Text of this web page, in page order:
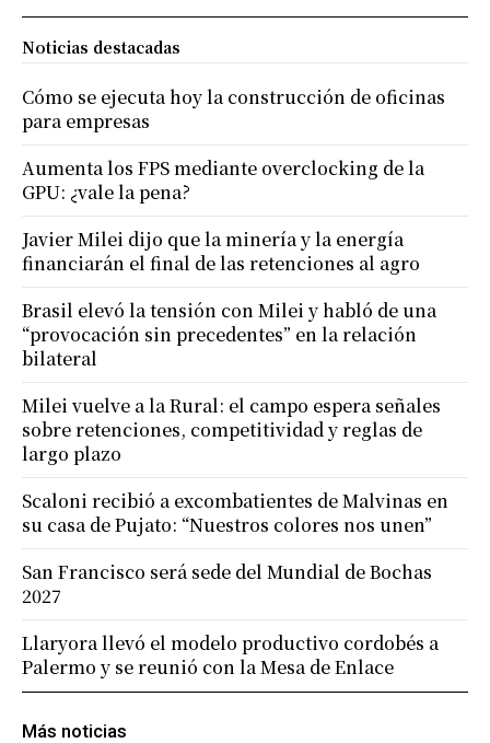
Más noticias
Noticias destacadas
Cómo se ejecuta hoy la construcción de oficinas
para empresas
Aumenta los FPS mediante overclocking de la
GPU: ¿vale la pena?
Javier Milei dijo que la minería y la energía
financiarán el final de las retenciones al agro
Brasil elevó la tensión con Milei y habló de una
“provocación sin precedentes” en la relación
bilateral
Milei vuelve a la Rural: el campo espera señales
sobre retenciones, competitividad y reglas de
largo plazo
Scaloni recibió a excombatientes de Malvinas en
su casa de Pujato: “Nuestros colores nos unen”
San Francisco será sede del Mundial de Bochas
2027
Llaryora llevó el modelo productivo cordobés a
Palermo y se reunió con la Mesa de Enlace